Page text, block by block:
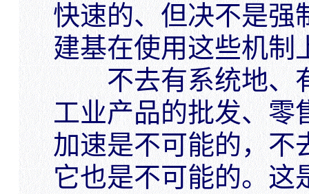
快速的、但决不是强
建基在使用这些机制
不去有系统地、
工业产品的批发、零
加速是不可能的，不
它也是不可能的。这